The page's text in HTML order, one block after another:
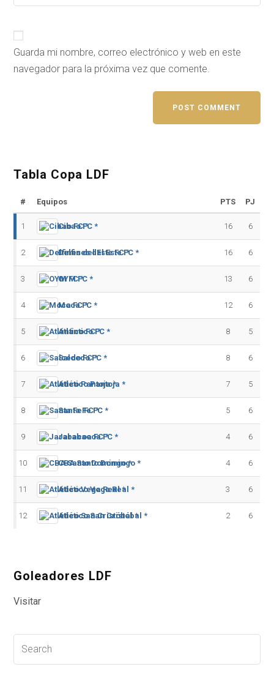
Guarda mi nombre, correo electrónico y web en este
navegador para la próxima vez que comente.
Tabla Copa LDF
# Equipos PTS PJ
1 Cibao FC * 16 6
2 Delfines del Este FC * 16 6
3 OYM FC * 13 6
4 Moca FC * 12 6
5 Atlántico FC * 8 5
6 Salcedo FC * 8 6
7 Atlético Pantoja * 7 5
8 Santa Fe FC * 5 6
9 Jarabacoa FC * 4 6
10 CBA Santo Domingo * 4 6
11 Atlético Vega Real * 3 6
12 Atlético San Cristóbal * 2 6
Goleadores LDF
Visitar